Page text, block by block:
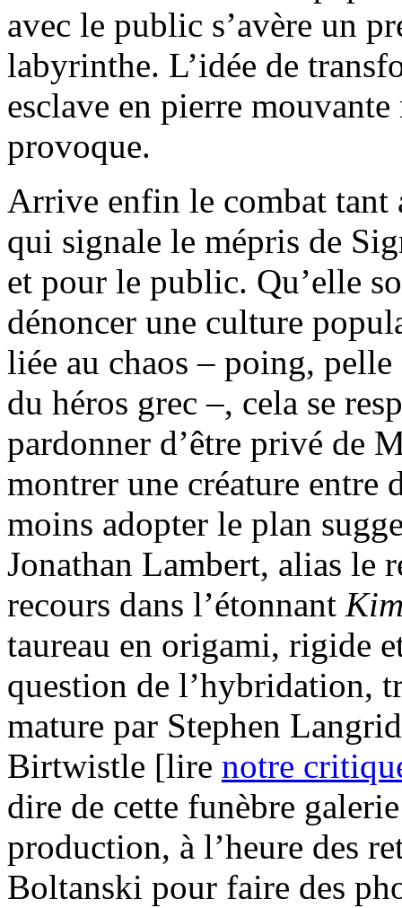
avec le public s’avère un
labyrinthe. L’idée de
esclave en pierre
provoque.
Arrive enfin le combat
qui signale le mépris de
et pour le public. Qu’elle
dénoncer une culture
liée au chaos – poing,
du héros grec –, cela se
pardonner d’être privé de
montrer une créature entre
moins adopter le plan
Jonathan Lambert, alias le
recours dans l’étonnant
taureau en origami, rigide
question de l’hybridation,
mature par Stephen
Birtwistle [lire notre
dire de cette funèbre
production, à l’heure des
Boltanski pour faire des